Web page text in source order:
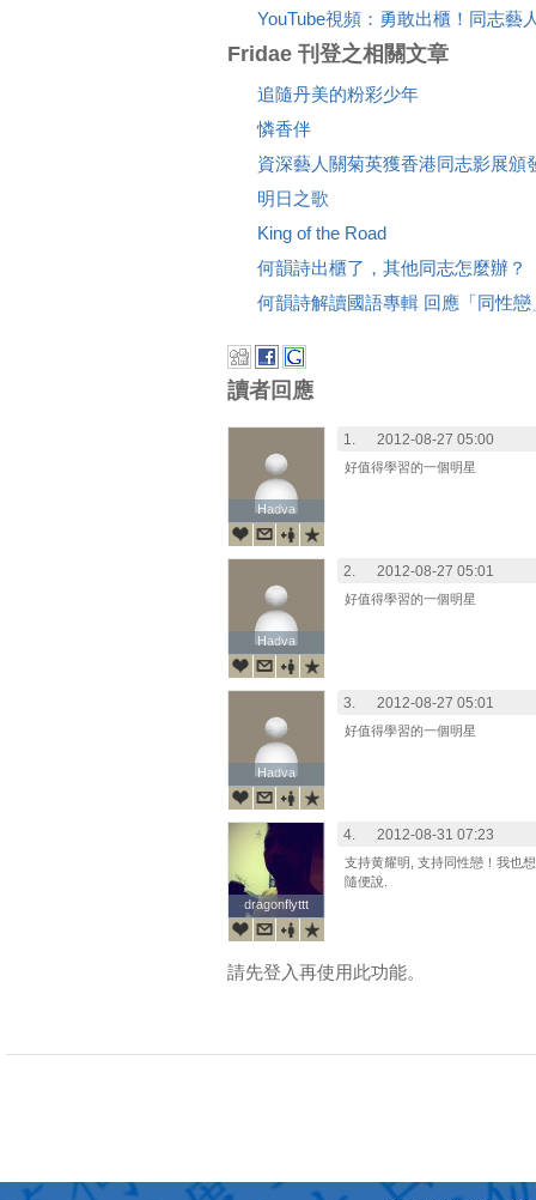
YouTube視頻：勇敢出櫃！同志藝
Fridae 刊登之相關文章
追隨丹美的粉彩少年
憐香伴
資深藝人關菊英獲香港同志影展頒
明日之歌
King of the Road
何韻詩出櫃了，其他同志怎麼辦？
何韻詩解讀國語專輯 回應「同性戀
讀者回應
Hadva
Hadva
1. 2012-08-27 05:00
好值得學習的一個明星
Hadva
Hadva
2. 2012-08-27 05:01
好值得學習的一個明星
Hadva
Hadva
3. 2012-08-27 05:01
好值得學習的一個明星
dragonflyttt
dragonflyttt
4. 2012-08-31 07:23
支持黄耀明, 支持同性戀！我也
隨便說.
請先登入再使用此功能。